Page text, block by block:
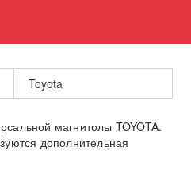
Toyota
магнитолы TOYOTA.
дополнительная